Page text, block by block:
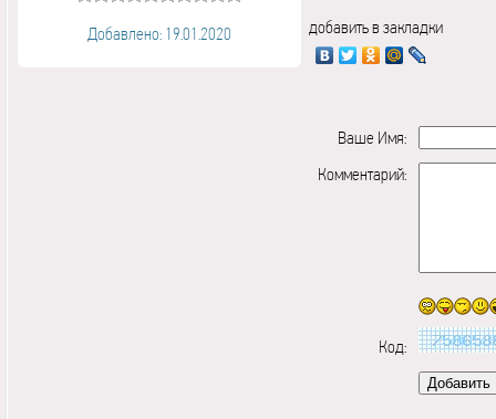
Добавлено: 19.01.2020 добавить в закладки
Ваше Имя:
Комментарий:
Код: